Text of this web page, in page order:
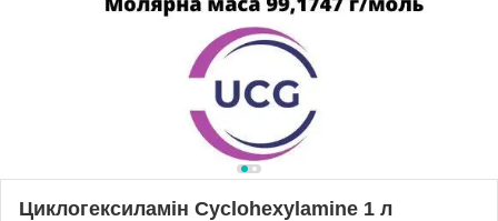
Циклогексиламін Cyclohexylamine 1 л